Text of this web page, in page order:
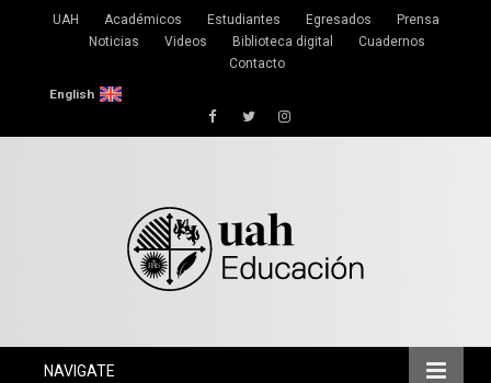
UAH Académicos Estudiantes Egresados
Prensa
Noticias
Videos Biblioteca digital
Cuadernos
Contacto
English
FacebookTwitterInstagram
NAVIGATE